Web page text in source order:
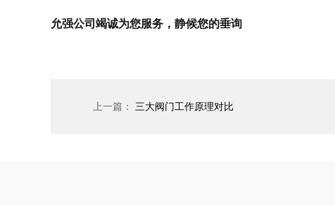
允强公司竭诚为您服务，静候您的垂询
上一篇： 三大阀门工作原理对比